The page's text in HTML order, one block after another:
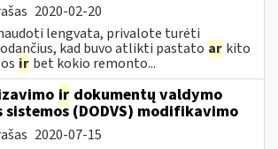
2020-02-20
lengvata, privalote turėti
kad buvo atlikti pastato ar kito
ir bet kokio remonto...
ir dokumentų valdymo
(DODVS) modifikavimo
2020-07-15